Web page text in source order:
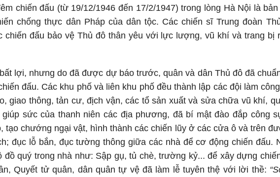
chiến đấu (từ 19/12/1946 đến 17/2/1947) trong lòng Hà Nội là
chống thực dân Pháp của dân tộc. Các chiến sĩ Trung đoàn
chiến đấu bảo vệ Thủ đô thân yêu với lực lượng, vũ khí và trang bị
lợi, nhưng do đã được dự báo trước, quân và dân Thủ đô đã
đấu. Các khu phố và liên khu phố đều thành lập các đội làm
giao thông, tản cư, địch vận, các tổ sản xuất và sửa chữa vũ khí,
sức của thanh niên các địa phương, đã bí mật đào đắp công
tạo chướng ngại vật, hình thành các chiến lũy ở các cửa ô và trên
đục lỗ bắn, đục tường thông giữa các nhà để cơ động chiến đấu.
đồ quý trong nhà như: Sập gụ, tủ chè, trường kỷ... để xây dựng
Quyết tử quân, dân quân tự vệ đã làm lễ tuyên thệ với lời thề: